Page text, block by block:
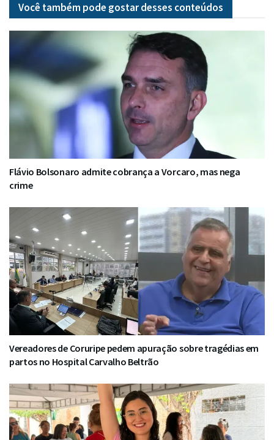
Você também pode gostar desses conteúdos
Flávio Bolsonaro admite cobrança a Vorcaro, mas nega
crime
Vereadores de Coruripe pedem apuração sobre tragédias em
partos no Hospital Carvalho Beltrão